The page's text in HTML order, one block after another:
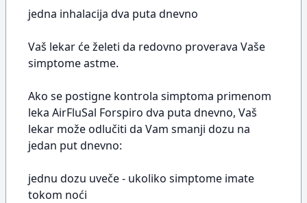
jedna inhalacija dva puta dnevno
Vaš lekar će želeti da redovno proverava Vaše
simptome astme.
Ako se postigne kontrola simptoma primenom
leka AirFluSal Forspiro dva puta dnevno, Vaš
lekar može odlučiti da Vam smanji dozu na
jedan put dnevno:
jednu dozu uveče - ukoliko simptome imate
tokom noći